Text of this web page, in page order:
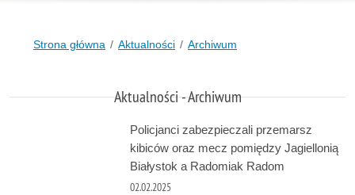
Strona główna Aktualności Archiwum
Aktualności - Archiwum
Policjanci zabezpieczali przemarsz
kibiców oraz mecz pomiędzy Jagiellonią
Białystok a Radomiak Radom
02.02.2025